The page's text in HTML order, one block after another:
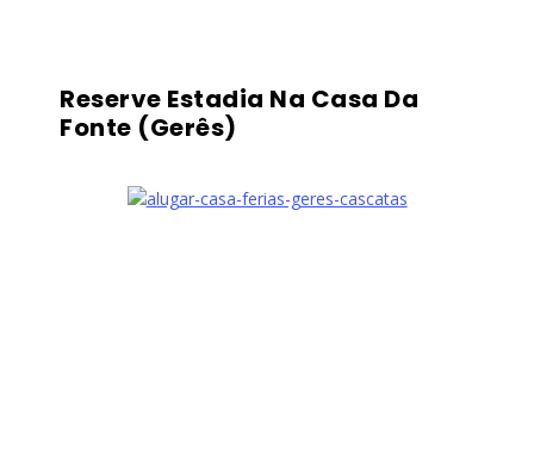
Reserve Estadia Na Casa Da
Fonte (Gerês)